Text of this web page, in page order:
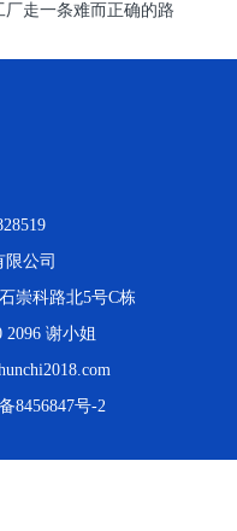
走一条难而正确的路
公司
崇科路北5号C栋
2096 谢小姐
8456847号-2